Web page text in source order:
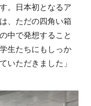
。日本初となるア
、ただの四角い箱
中で発想すること
生たちにもしっか
いただきました」